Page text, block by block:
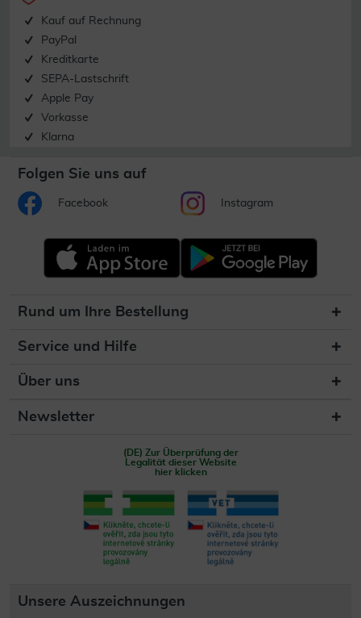
Kauf auf Rechnung
PayPal
Kreditkarte
SEPA-Lastschrift
Apple Pay
Vorkasse
Klarna
Folgen Sie uns auf
Facebook Instagram
Rund um Ihre Bestellung
Service und Hilfe
Über uns
Newsletter
(DE) Zur Überprüfung der
Legalität dieser Website
hier klicken
Unsere Auszeichnungen